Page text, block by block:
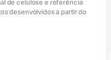
de celulose e referência
desenvolvidos a partir do